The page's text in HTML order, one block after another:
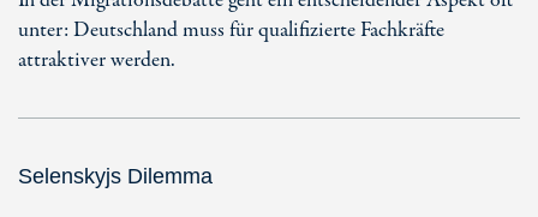
unter: Deutschland muss für qualifizierte Fachkräfte
attraktiver werden.
Selenskyjs Dilemma